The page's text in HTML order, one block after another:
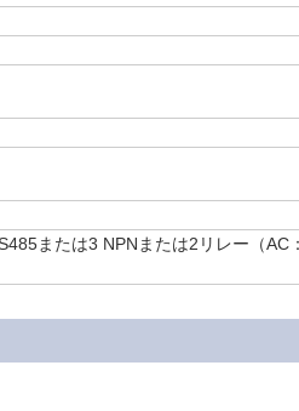
または3 NPNまたは2リレー（AC